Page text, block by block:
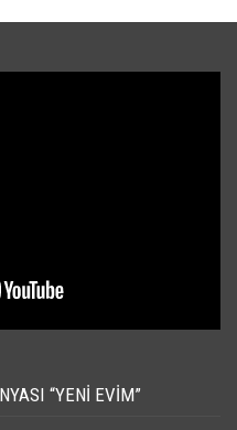
“YENI EVIM”